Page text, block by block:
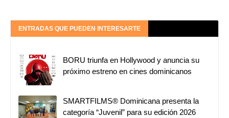
ENTRADAS QUE PUEDEN INTERESARTE
BORU triunfa en Hollywood y anuncia su
próximo estreno en cines dominicanos
SMARTFILMS®️ Dominicana presenta la
categoría “Juvenil” para su edición 2026